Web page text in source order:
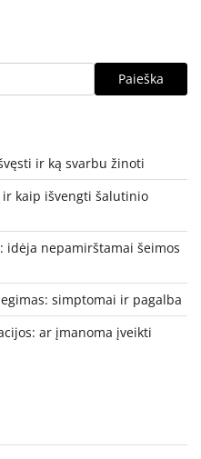
Paieška
ir ką svarbu žinoti
kaip išvengti šalutinio
idėja nepamirštamai šeimos
simptomai ir pagalba
ar įmanoma įveikti